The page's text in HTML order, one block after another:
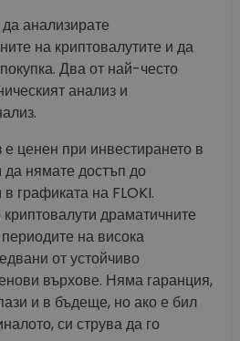
анализирате
на криптовалутите и да
Два от най-често
анализ и
е ценен при инвестирането в
да нямате достъп до
графиката на FLOKI.
драматичните
на висока
от устойчиво
върхове. Няма гаранция,
и в бъдеще, но ако е бил
си струва да го